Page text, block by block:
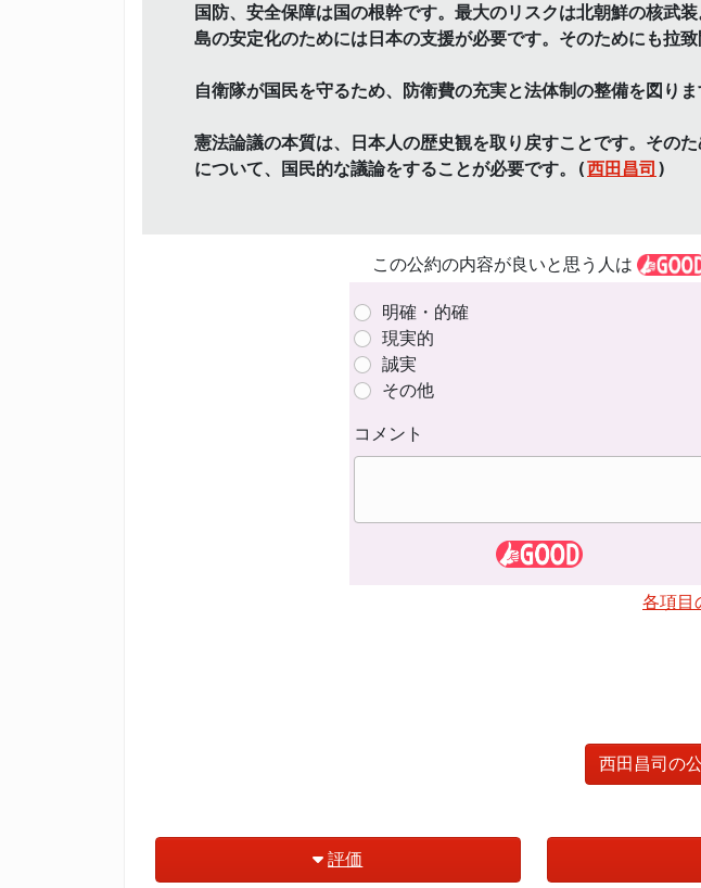
国防、安全保障は国の根幹です。最大のリスクは北朝鮮の核武
島の安定化のためには日本の支援が必要です。そのためにも拉致
自衛隊が国民を守るため、防衛費の充実と法体制の整備を図り
憲法論議の本質は、日本人の歴史観を取り戻すことです。その
について、国民的な議論をすることが必要です。(西田昌司 )
この公約の内容が良いと思う人は
明確・的確
現実的
誠実
その他
コメント
各項目
西田昌司の
評価